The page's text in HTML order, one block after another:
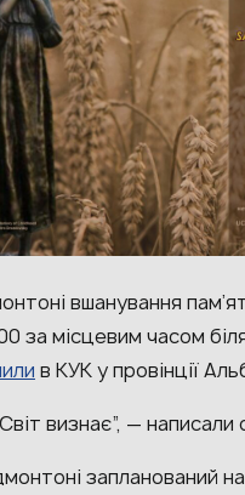
вшанування
за місцевим часом
в КУК у провінції
визнає”, — написали
запланований